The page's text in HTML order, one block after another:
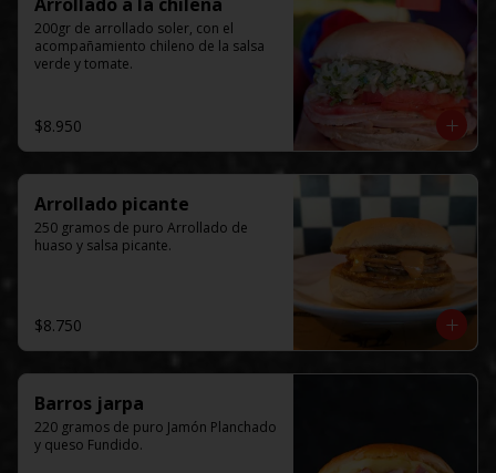
200gr de arrollado soler, con el
acompañamiento chileno de la salsa
verde y tomate.
$8.950
Arrollado picante
250 gramos de puro Arrollado de
huaso y salsa picante.
$8.750
Barros jarpa
220 gramos de puro Jamón Planchado
y queso Fundido.